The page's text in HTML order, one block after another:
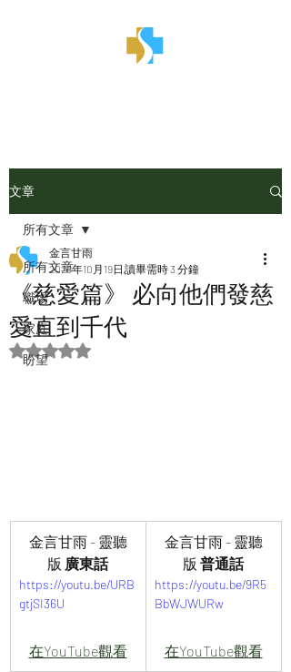
文章
所有文章
職場
家庭
盼望
所有文章
《慈愛篇》 必向他們發慈
愛直到千代
金言甘雨
2025年10月19日 讀畢需時 3 分鐘
評等為 NaN（最高為 5 顆星）。
金言甘雨 - 靈聽
版 廣東話
https://youtu.be/URB
gtjSI36U
在YouTube觀看
金言甘雨 - 靈聽
版 普通話
https://youtu.be/9R5
BbWJWURw
在YouTube觀看